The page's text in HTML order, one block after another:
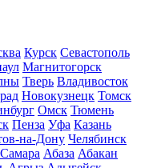
Курск Севастополь
Магнитогорск
Тверь Владивосток
Новокузнецк Томск
Омск Тюмень
Пенза Уфа Казань
на-Дону Челябинск
Самара Абаза Абакан